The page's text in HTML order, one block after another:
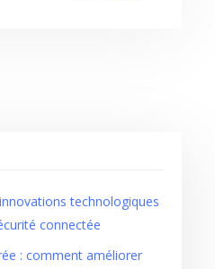
technologiques
connectée
: comment améliorer